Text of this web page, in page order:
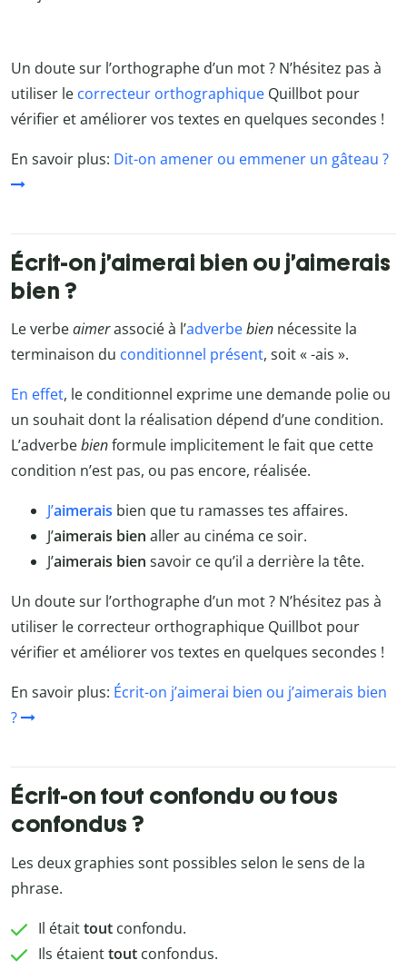
Un doute sur l’orthographe d’un mot ? N’hésitez pas à
utiliser le correcteur orthographique Quillbot pour
vérifier et améliorer vos textes en quelques secondes !
En savoir plus: Dit-on amener ou emmener un gâteau ?
Écrit-on j’aimerai bien ou j’aimerais
bien ?
Le verbeaimerassocié à l’adverbebien nécessite la
terminaison du conditionnel présent, soit « -ais ».
En effet, le conditionnel exprime une demande polie ou
un souhait dont la réalisation dépend d’une condition.
L’adverbebienformule implicitement le fait que cette
condition n’est pas, ou pas encore, réalisée.
J’aimerais bien que tu ramasses tes affaires.
J’aimerais bien aller au cinéma ce soir.
J’aimerais bien savoir ce qu’il a derrière la tête.
Un doute sur l’orthographe d’un mot ? N’hésitez pas à
utiliser le correcteur orthographique Quillbot pour
vérifier et améliorer vos textes en quelques secondes !
En savoir plus: Écrit-on j’aimerai bien ou j’aimerais bien
?
Écrit-on tout confondu ou tous
confondus ?
Les deux graphies sont possibles selon le sens de la
phrase.
Il étaittout confondu.
Ils étaienttout confondus.